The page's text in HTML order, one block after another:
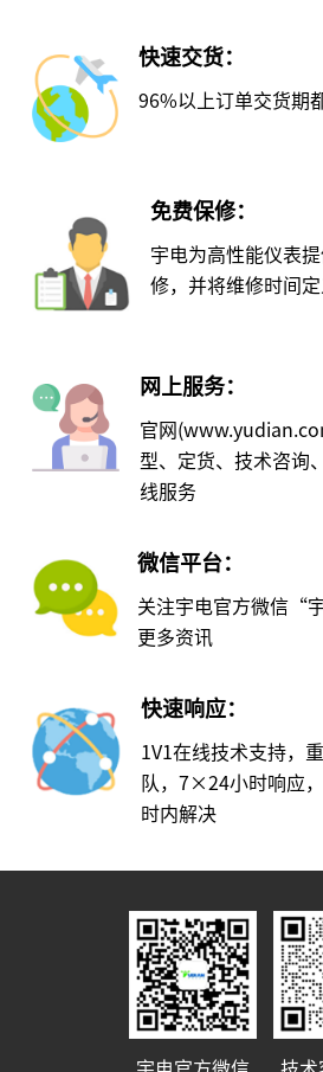
快速交货：
96%以上订单交货期
免费保修：
宇电为高性能仪表
修，并将维修时间
网上服务：
官网
型、定货、技术咨询
线服务
微信平台：
关注宇电官方微信“
更多资讯
快速响应：
1V1在线技术支持，
队，7×24小时响应
时内解决
宇电官方微信 技术